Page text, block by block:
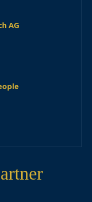
AG